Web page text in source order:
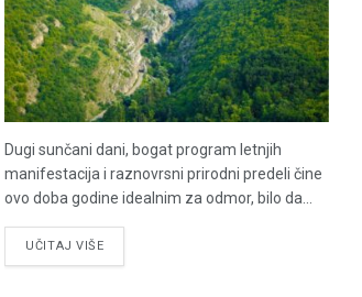
Dugi sunčani dani, bogat program letnjih
manifestacija i raznovrsni prirodni predeli čine
ovo doba godine idealnim za odmor, bilo da...
UČITAJ VIŠE